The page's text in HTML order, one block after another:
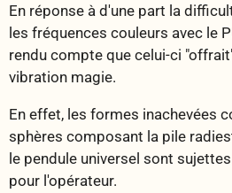
En réponse à d'une part la
les fréquences couleurs avec le
rendu compte que celui-ci
vibration magie.
En effet, les formes inachevées
sphères composant la pile
le pendule universel sont
pour l'opérateur.